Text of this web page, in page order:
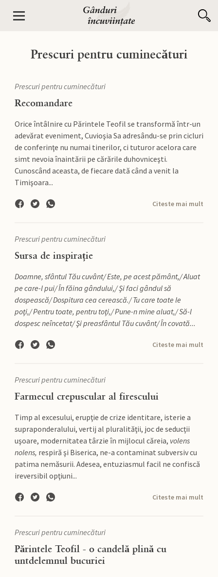
Prescuri pentru cuminecături
Prescuri pentru cuminecături
Recomandare
Orice întâlnire cu Părintele Teofil se transformă într-un
adevărat eveniment, Cuvioşia Sa adresându-se prin cicluri
de conferinţe nu numai tinerilor, ci tuturor acelora care
simt nevoia înaintării pe cărările duhovniceşti.
Cunoscând aceasta, de fiecare dată când a venit la
Timişoara...
Citeste mai mult
Prescuri pentru cuminecături
Sursa de inspirație
Doamne, sfântul Tău cuvânt/Este, pe acest pământ,/Aluat
pe care-l pui/În făina gândului,/Şi faci gândul să
dospească/Dospitura cea cerească./Tu care toate le
poţi,/Pentru toate, pentru toţi,/Pune-n mine aluat,/Să-l
dospesc neîncetat/Şi preasfântul Tău cuvânt/În covată...
Citeste mai mult
Prescuri pentru cuminecături
Farmecul crepuscular al firescului
Timp al excesului, erupţie de crize identitare, isterie a
supraponderalului, vertij al pluralităţii, joc de seducţii
uşoare, modernitatea târzie în mijlocul căreia, volens
nolens, respiră şi Biserica, ne-a contaminat subversiv cu
patima nemăsurii. Adesea, entuziasmul facil ne confiscă
ireversibil opţiuni...
Citeste mai mult
Prescuri pentru cuminecături
Părintele Teofil - o candelă plină cu
untdelemnul bucuriei